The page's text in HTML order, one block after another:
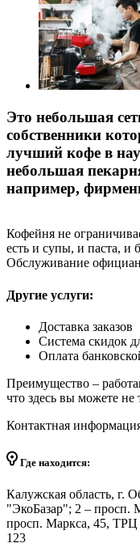
Это небольшая
собственники
лучший кофе в
небольшая
например,
Кофейня не
есть и супы, и паста, и
Обслуживание
Другие услуги:
Доставка заказов
Система скидок
Оплата
Преимущество –
что здесь вы можете не
Контактная
Где находится:
Калужская область, г.
"ЭкоБазар"; 2 – просп.
просп. Маркса, 45,
123